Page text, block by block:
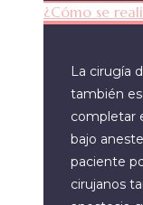
¿Cómo se
La cirugía
también
completar
bajo
paciente
cirujanos